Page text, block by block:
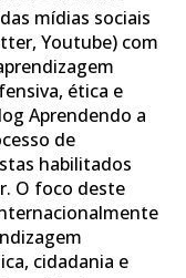
mídias sociais
Youtube) com
ética e
Aprendendo a
de
habilitados
O foco deste
cidadania e